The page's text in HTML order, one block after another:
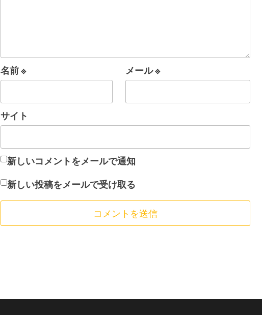
名前※ メール※
サイト
新しいコメントをメールで通知
新しい投稿をメールで受け取る